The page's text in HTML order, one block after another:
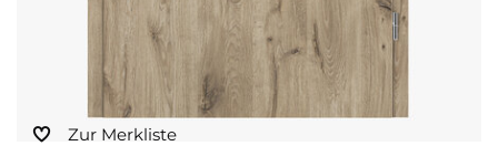
Zur Merkliste